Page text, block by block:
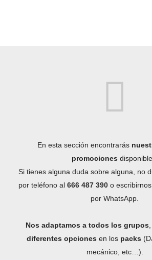
En esta sección encontrarás
promociones
Si tienes alguna duda sobre alguna, no
por teléfono al 666 487 390 o
por WhatsApp.
Nos adaptamos a todos los grupos
diferentes opciones en los packs
mecánico, etc…).